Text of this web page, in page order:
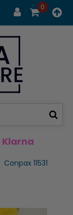
0
Klarna
Conpax 11531